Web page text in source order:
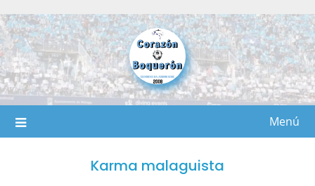
al
contenido
Menú
Karma malaguista